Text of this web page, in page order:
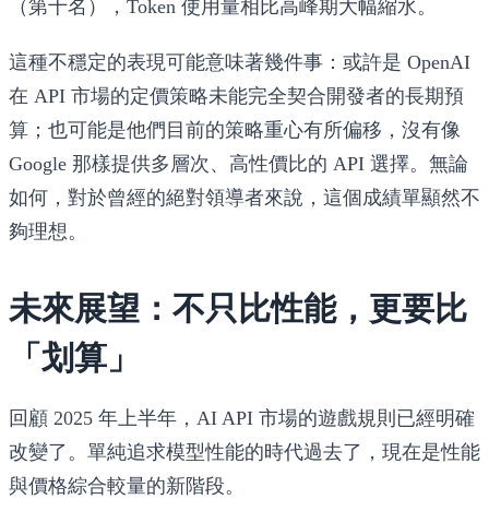
（第十名），Token 使用量相比高峰期大幅縮水。
這種不穩定的表現可能意味著幾件事：或許是 OpenAI
在 API 市場的定價策略未能完全契合開發者的長期預
算；也可能是他們目前的策略重心有所偏移，沒有像
Google 那樣提供多層次、高性價比的 API 選擇。無論
如何，對於曾經的絕對領導者來說，這個成績單顯然不
夠理想。
未來展望：不只比性能，更要比
「划算」
回顧 2025 年上半年，AI API 市場的遊戲規則已經明確
改變了。單純追求模型性能的時代過去了，現在是性能
與價格綜合較量的新階段。